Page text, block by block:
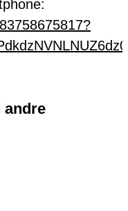
andre